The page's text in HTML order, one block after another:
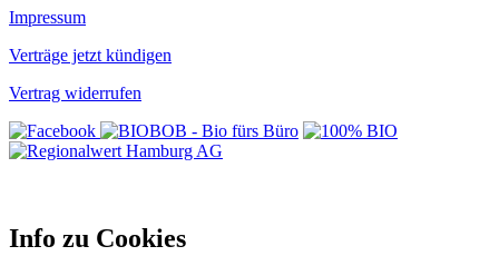
Impressum
Verträge jetzt kündigen
Vertrag widerrufen
Info zu Cookies